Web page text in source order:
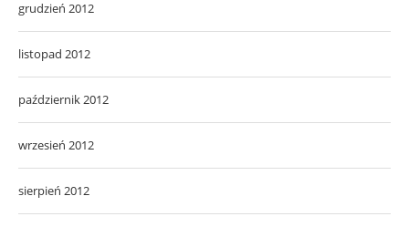
grudzień 2012
listopad 2012
październik 2012
wrzesień 2012
sierpień 2012